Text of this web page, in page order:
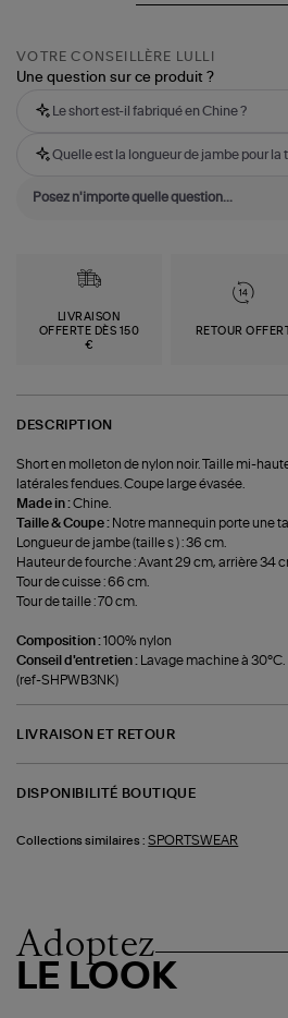
VOTRE CONSEILLÈRE LULLI
Une question sur ce produit ?
Le short est-il fabriqué en Chine ?
Quelle est la longueur de jambe pour la
LIVRAISON
OFFERTE DÈS 150
€
RETOUR OFFERT
DESCRIPTION
Short en molleton de nylon noir. Taille mi-
latérales fendues. Coupe large évasée.
Made in :Chine.
Taille & Coupe : Notre mannequin porte une
Longueur de jambe (taille s ) : 36 cm.
Hauteur de fourche : Avant 29 cm, arrière 34
Tour de cuisse : 66 cm.
Tour de taille : 70 cm.
Composition :100% nylon
Conseil d'entretien : Lavage machine à 30°C.
(ref-SHPWB3NK)
LIVRAISON ET RETOUR
DISPONIBILITÉ BOUTIQUE
Collections similaires : SPORTSWEAR
Adoptez
LE LOOK